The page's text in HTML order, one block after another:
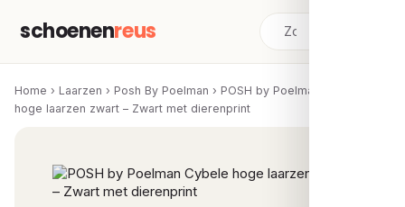
schoenenreus
Home › Laarzen › Posh By Poelman › POSH by Poelman Cybele
hoge laarzen zwart – Zwart met dierenprint